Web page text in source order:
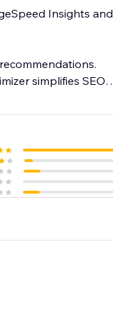
Insights and
simplifies SEO